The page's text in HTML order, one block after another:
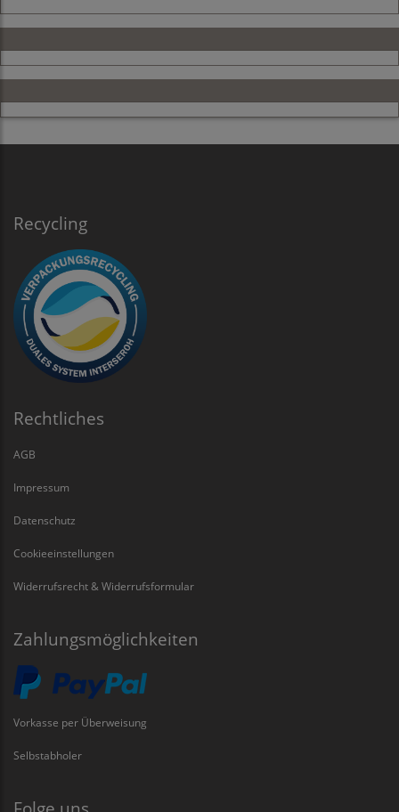
Recycling
Rechtliches
AGB
Impressum
Datenschutz
Cookieeinstellungen
Widerrufsrecht & Widerrufsformular
Zahlungsmöglichkeiten
Vorkasse per Überweisung
Selbstabholer